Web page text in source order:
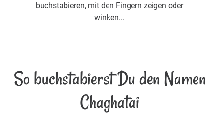
buchstabieren, mit den Fingern zeigen oder
winken...
So buchstabierst Du den Namen
Chaghatai